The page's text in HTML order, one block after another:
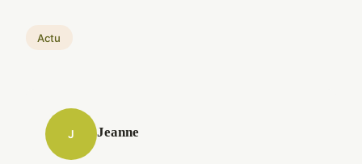
Actu
J Jeanne